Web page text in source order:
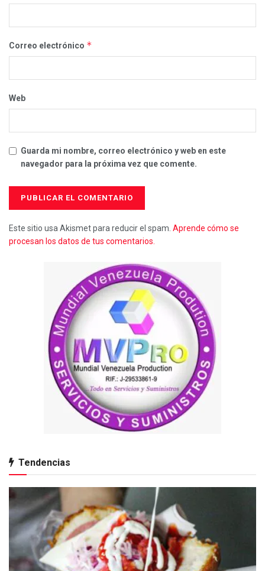
Correo electrónico *
Web
Guarda mi nombre, correo electrónico y web en este
navegador para la próxima vez que comente.
Este sitio usa Akismet para reducir el spam. Aprende cómo se
procesan los datos de tus comentarios.
Tendencias